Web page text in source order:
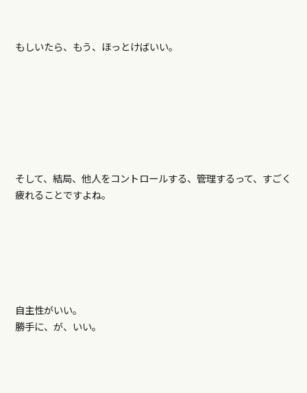
もしいたら、もう、ほっとけばいい。
そして、結局、他人をコントロールする、管理するって、すごく
疲れることですよね。
自主性がいい。
勝手に、が、いい。